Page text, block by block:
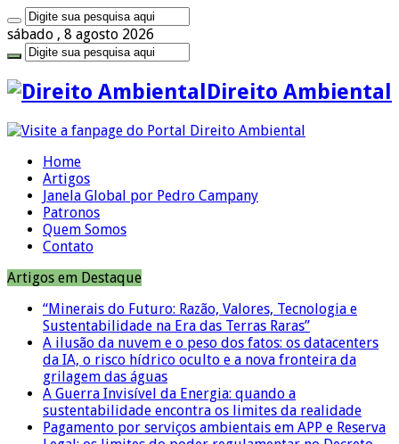
sábado , 8 agosto 2026
Direito Ambiental
Home
Artigos
Janela Global por Pedro Campany
Patronos
Quem Somos
Contato
Artigos em Destaque
“Minerais do Futuro: Razão, Valores, Tecnologia e
Sustentabilidade na Era das Terras Raras”
A ilusão da nuvem e o peso dos fatos: os datacenters
da IA, o risco hídrico oculto e a nova fronteira da
grilagem das águas
A Guerra Invisível da Energia: quando a
sustentabilidade encontra os limites da realidade
Pagamento por serviços ambientais em APP e Reserva